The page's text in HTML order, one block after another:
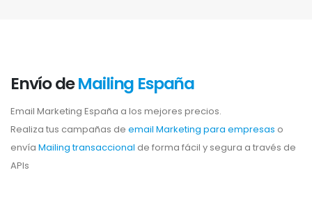
Envío deMailing España
Email Marketing España a los mejores precios.
Realiza tus campañas de email Marketing para empresas o
envía Mailing transaccional de forma fácil y segura a través de
APIs